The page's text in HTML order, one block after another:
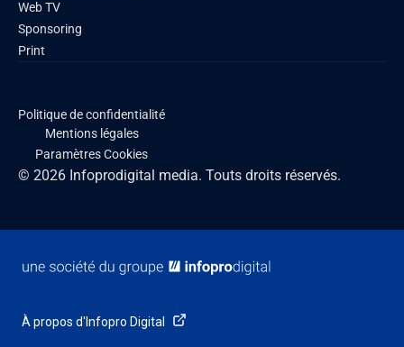
Web TV
Sponsoring
Print
© 2026 Infoprodigital media. Touts droits réservés.
Politique de confidentialité
Mentions légales
Paramètres Cookies